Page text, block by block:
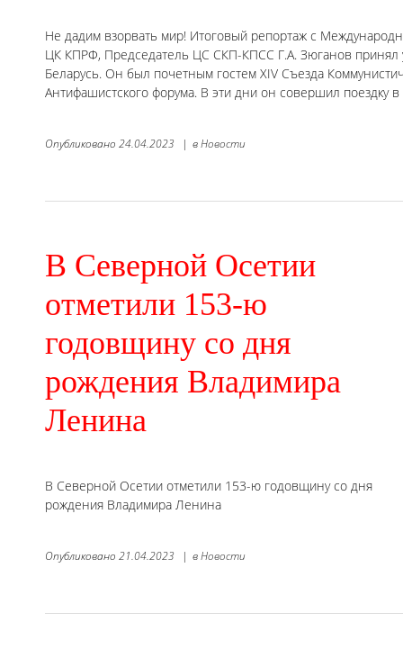
Не дадим взорвать мир! Итоговый репортаж с
ЦК КПРФ, Председатель ЦС СКП-КПСС Г.А. Зюганов принял
Беларусь. Он был почетным гостем XIV Съезда
Антифашистского форума. В эти дни он совершил поездку в
Опубликовано 24.04.2023 | вНовости
В Северной Осетии
отметили 153-ю
годовщину со дня
рождения Владимира
Ленина
В Северной Осетии отметили 153-ю годовщину со дня
рождения Владимира Ленина
Опубликовано 21.04.2023 | вНовости